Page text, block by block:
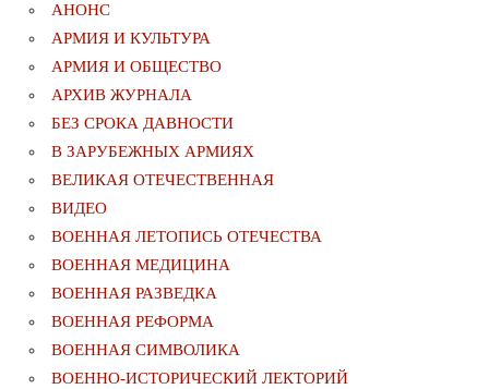
АНОНС
АРМИЯ И КУЛЬТУРА
АРМИЯ И ОБЩЕСТВО
АРХИВ ЖУРНАЛА
БЕЗ СРОКА ДАВНОСТИ
В ЗАРУБЕЖНЫХ АРМИЯХ
ВЕЛИКАЯ ОТЕЧЕСТВЕННАЯ
ВИДЕО
ВОЕННАЯ ЛЕТОПИСЬ ОТЕЧЕСТВА
ВОЕННАЯ МЕДИЦИНА
ВОЕННАЯ РАЗВЕДКА
ВОЕННАЯ РЕФОРМА
ВОЕННАЯ СИМВОЛИКА
ВОЕННО-ИСТОРИЧЕСКИЙ ЛЕКТОРИЙ